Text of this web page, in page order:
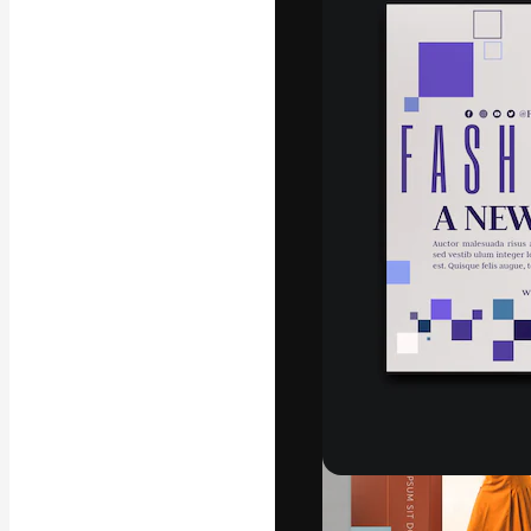
La
migliori lavori.
creativi,
Italiano
Copyright ©